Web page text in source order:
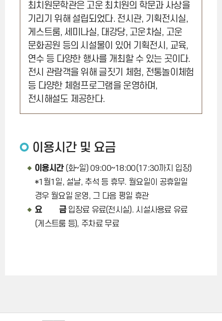
최치원문학관은 고운 최치원의 학문과 사상을
기리기 위해 설립되었다. 전시관, 기획전시실,
게스트룸, 세미나실, 대강당, 고운차실, 고운
문화공원 등의 시설물이 있어 기획전시, 교육,
연수 등 다양한 행사를 개최할 수 있는 곳이다.
전시 관람객을 위해 글짓기 체험, 전통놀이체험
등 다양한 체험프로그램을 운영하며,
전시해설도 제공한다.
이용시간 및 요금
이용시간(화~일) 09:00~18:00(17:30까지 입장)
*1월1일, 설날, 추석 등 휴무. 월요일이 공휴일일
경우 월요일 운영, 그 다음 평일 휴관
요 금입장료 유료(전시실). 시설사용료 유료
(게스트룸 등), 주차료 무료